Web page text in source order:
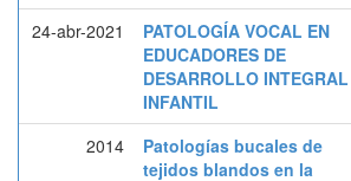
24-abr-2021
PATOLOGÍA VOCAL EN
EDUCADORES DE
DESARROLLO INTEGRAL
INFANTIL
2014
Patologías bucales de
tejidos blandos en la